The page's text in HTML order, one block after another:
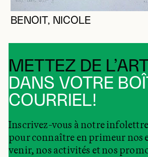
BENOIT, NICOLE
METTEZ DE
DANS VOTRE
COURRIEL!
Inscrivez-vous à notre
pour connaître en primeur nos
venir, nos activités et nos